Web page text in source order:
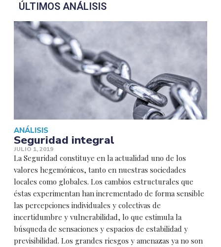
ÚLTIMOS ANÁLISIS
ANÁLISIS
Seguridad integral
JULIO 1, 2019
La Seguridad constituye en la actualidad uno de los
valores hegemónicos, tanto en nuestras sociedades
locales como globales. Los cambios estructurales que
éstas experimentan han incrementado de forma sensible
las percepciones individuales y colectivas de
incertidumbre y vulnerabilidad, lo que estimula la
búsqueda de sensaciones y espacios de estabilidad y
previsibilidad. Los grandes riesgos y amenazas ya no son